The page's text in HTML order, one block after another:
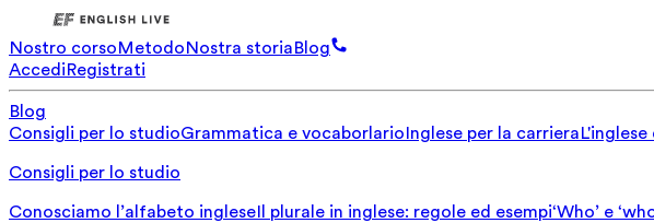
Nostro corsoMetodoNostra storiaBlog
AccediRegistrati
Blog
Consigli per lo studioGrammatica e vocaborlarioInglese per la carriera
Consigli per lo studio
Conosciamo l’alfabeto ingleseIl plurale in inglese: regole ed esempi‘Who’ e